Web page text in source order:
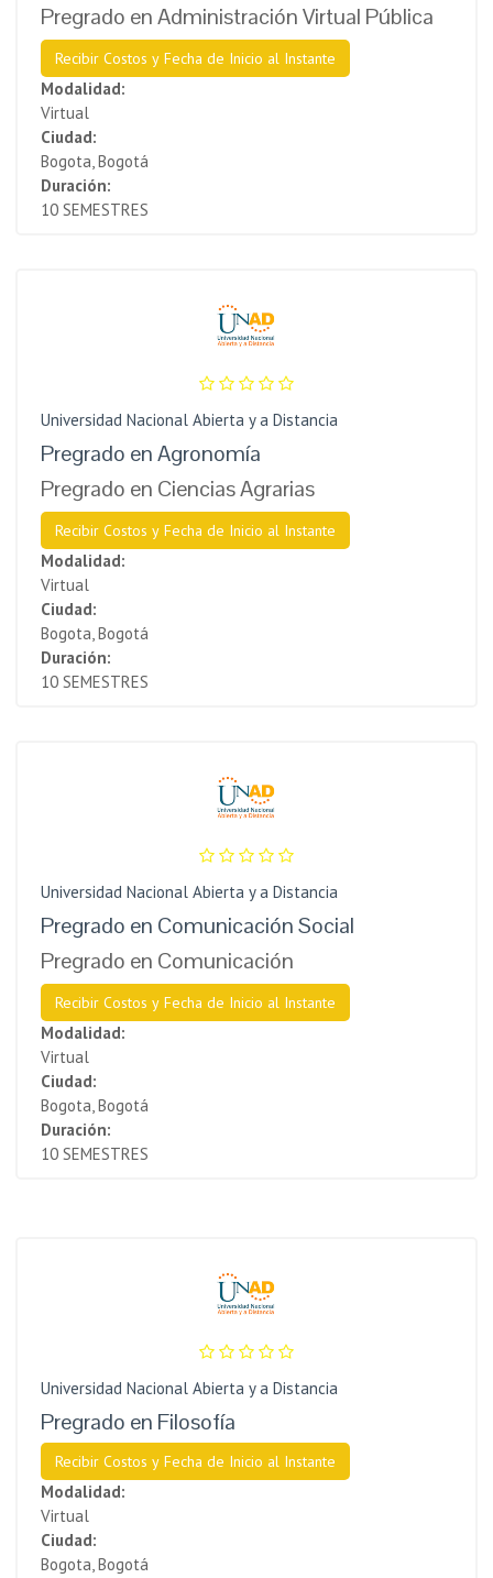
Pregrado en Administración Virtual Pública
Recibir Costos y Fecha de Inicio al Instante
Modalidad:
Virtual
Ciudad:
Bogota, Bogotá
Duración:
10 SEMESTRES
Universidad Nacional Abierta y a Distancia
Pregrado en Agronomía
Pregrado en Ciencias Agrarias
Recibir Costos y Fecha de Inicio al Instante
Modalidad:
Virtual
Ciudad:
Bogota, Bogotá
Duración:
10 SEMESTRES
Universidad Nacional Abierta y a Distancia
Pregrado en Comunicación Social
Pregrado en Comunicación
Recibir Costos y Fecha de Inicio al Instante
Modalidad:
Virtual
Ciudad:
Bogota, Bogotá
Duración:
10 SEMESTRES
Universidad Nacional Abierta y a Distancia
Pregrado en Filosofía
Recibir Costos y Fecha de Inicio al Instante
Modalidad:
Virtual
Ciudad:
Bogota, Bogotá